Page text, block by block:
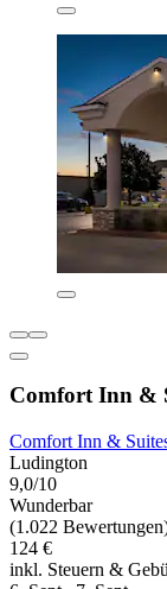
Comfort Inn &
Comfort Inn &
Ludington
9,0/10
Wunderbar
(1.022
124 €
inkl. Steuern &